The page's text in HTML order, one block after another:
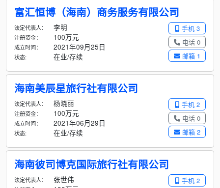
富汇恒博（海南）商务服务有限公司
手机 3
电话 0
邮箱 1
法定代表人： 李明
注册资金： 100万元
成立时间： 2021年09月25日
状态: 在业/存续
海南美辰星旅行社有限公司
手机 2
电话 0
邮箱 2
法定代表人： 杨晓丽
注册资金： 100万元
成立时间： 2021年06月29日
状态: 在业/存续
海南彼司博克国际旅行社有限公司
手机 2
法定代表人： 张世伟